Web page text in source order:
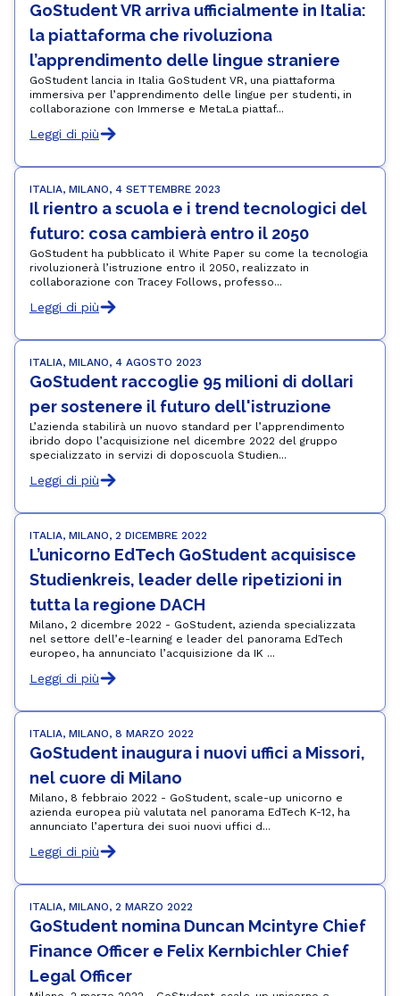
GoStudent VR arriva ufficialmente in Italia:
la piattaforma che rivoluziona
l’apprendimento delle lingue straniere
GoStudent lancia in Italia GoStudent VR, una piattaforma
immersiva per l’apprendimento delle lingue per studenti, in
collaborazione con Immerse e MetaLa piattaf...
Leggi di più
ITALIA, MILANO, 4 SETTEMBRE 2023
Il rientro a scuola e i trend tecnologici del
futuro: cosa cambierà entro il 2050
GoStudent ha pubblicato il White Paper su come la tecnologia
rivoluzionerà l’istruzione entro il 2050, realizzato in
collaborazione con Tracey Follows, professo...
Leggi di più
ITALIA, MILANO, 4 AGOSTO 2023
GoStudent raccoglie 95 milioni di dollari
per sostenere il futuro dell'istruzione
L’azienda stabilirà un nuovo standard per l’apprendimento
ibrido dopo l’acquisizione nel dicembre 2022 del gruppo
specializzato in servizi di doposcuola Studien...
Leggi di più
ITALIA, MILANO, 2 DICEMBRE 2022
L’unicorno EdTech GoStudent acquisisce
Studienkreis, leader delle ripetizioni in
tutta la regione DACH
Milano, 2 dicembre 2022 - GoStudent, azienda specializzata
nel settore dell’e-learning e leader del panorama EdTech
europeo, ha annunciato l’acquisizione da IK ...
Leggi di più
ITALIA, MILANO, 8 MARZO 2022
GoStudent inaugura i nuovi uffici a Missori,
nel cuore di Milano
Milano, 8 febbraio 2022 - GoStudent, scale-up unicorno e
azienda europea più valutata nel panorama EdTech K-12, ha
annunciato l’apertura dei suoi nuovi uffici d...
Leggi di più
ITALIA, MILANO, 2 MARZO 2022
GoStudent nomina Duncan Mcintyre Chief
Finance Officer e Felix Kernbichler Chief
Legal Officer